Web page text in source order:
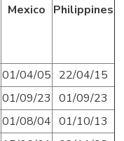
Mexico Philippines
01/04/05 22/04/15
01/09/23 01/09/23
01/08/04 01/10/13